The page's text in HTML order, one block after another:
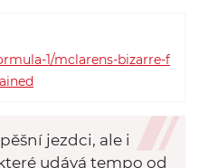
1/mclarens-bizarre-f
jezdci, ale i
udává tempo od